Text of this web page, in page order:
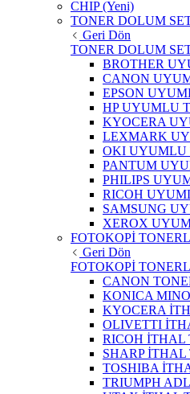
CHIP (Yeni)
TONER DOLUM
Geri Dön
TONER DOLUM
BROTHER
CANON
EPSON
HP UYUMLU
KYOCERA
LEXMARK
OKI UYUMLU
PANTUM
PHILIPS
RICOH
SAMSUNG
XEROX
FOTOKOPİ
Geri Dön
FOTOKOPİ
CANON
KONICA
KYOCERA
OLIVETTI
RICOH İTHAL
SHARP İTHAL
TOSHIBA
TRIUMPH